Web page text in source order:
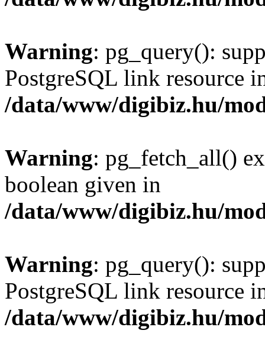
Warning: pg_query():
PostgreSQL link resource
/data/www/digibiz.hu/
Warning: pg_fetch_all()
boolean given in
/data/www/digibiz.hu/
Warning: pg_query():
PostgreSQL link resource
/data/www/digibiz.hu/